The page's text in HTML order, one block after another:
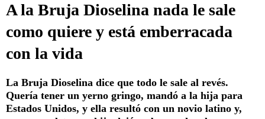
A la Bruja Dioselina nada le sale
como quiere y está emberracada
con la vida
La Bruja Dioselina dice que todo le sale al revés.
Quería tener un yerno gringo, mandó a la hija para
Estados Unidos, y ella resultó con un novio latino y,